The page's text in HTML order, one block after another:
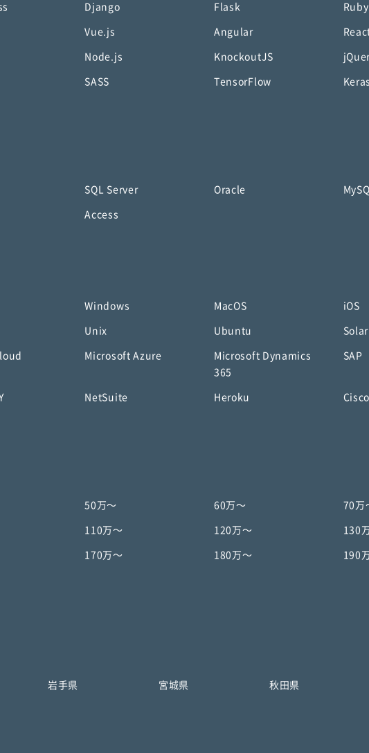
Django Flask
Vue.js Angular
Node.js KnockoutJS
SASS TensorFlow Keras
SQL Server Oracle
Access
Windows MacOS iOS
Unix Ubuntu
Microsoft Azure
Microsoft Dynamics
365
SAP
NetSuite Heroku Cisco
50万〜 60万〜 70万
110万〜 120万〜 130
170万〜 180万〜 190
岩手県 宮城県 秋田県